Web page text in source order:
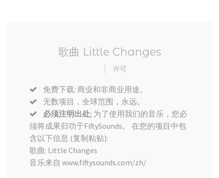
歌曲 Little Changes
许可
免费下载: 商业和非商业用途。
无数项目，全球范围，永远。
必须注明出处; 为了使用我们的音乐，您必
须将成果归功于FiftySounds。 在您的项目中包
含以下信息 (复制粘贴):
歌曲: Little Changes
音乐来自 www.fiftysounds.com/zh/